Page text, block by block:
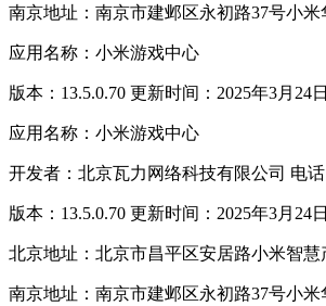
南京地址：南京市建邺区永初路37号小米
应用名称：小米游戏中心
版本：13.5.0.70 更新时间：2025年3月24日
应用名称：小米游戏中心
开发者：北京瓦力网络科技有限公司 电话
版本：13.5.0.70 更新时间：2025年3月24日
北京地址：北京市昌平区安居路小米智慧
南京地址：南京市建邺区永初路37号小米